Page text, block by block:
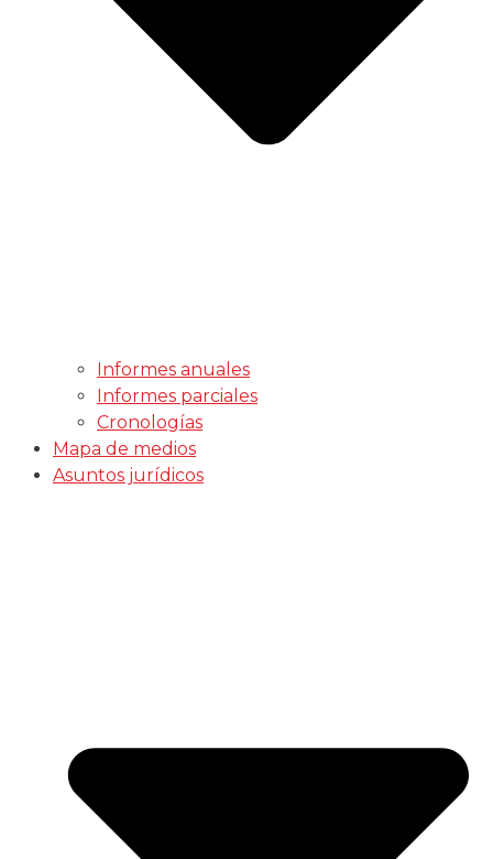
Informes anuales
Informes parciales
Cronologías
Mapa de medios
Asuntos jurídicos